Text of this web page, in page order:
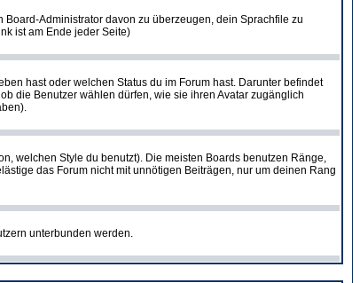
Administrator davon zu überzeugen, dein Sprachfile zu
ist am Ende jeder Seite)
hast oder welchen Status du im Forum hast. Darunter befindet
die Benutzer wählen dürfen, wie sie ihren Avatar zugänglich
welchen Style du benutzt). Die meisten Boards benutzen Ränge,
das Forum nicht mit unnötigen Beiträgen, nur um deinen Rang
unterbunden werden.